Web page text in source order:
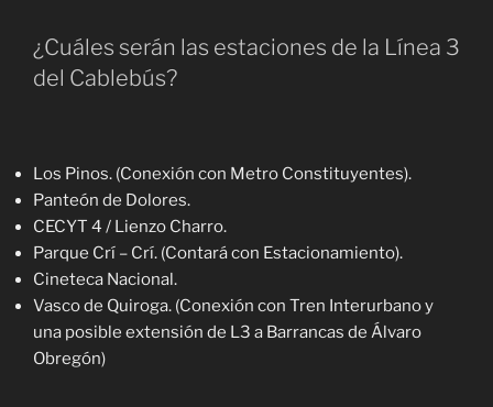
¿Cuáles serán las estaciones de la Línea 3
del Cablebús?
Los Pinos. (Conexión con Metro Constituyentes).
Panteón de Dolores.
CECYT 4 / Lienzo Charro.
Parque Crí – Crí. (Contará con Estacionamiento).
Cineteca Nacional.
Vasco de Quiroga. (Conexión con Tren Interurbano y
una posible extensión de L3 a Barrancas de Álvaro
Obregón)